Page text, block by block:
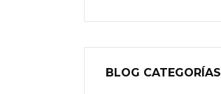
BLOG CATEGORÍAS